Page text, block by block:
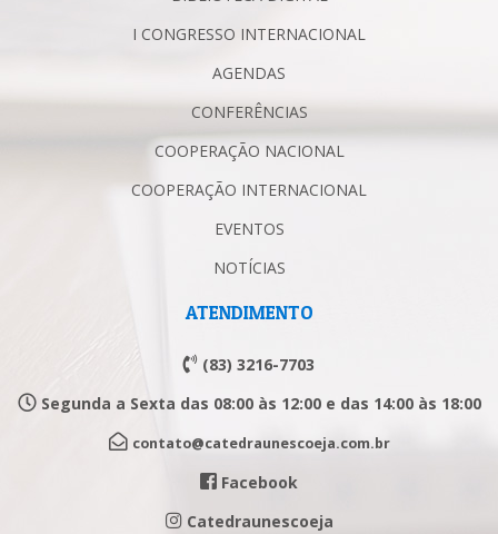
I CONGRESSO INTERNACIONAL
AGENDAS
CONFERÊNCIAS
COOPERAÇÃO NACIONAL
COOPERAÇÃO INTERNACIONAL
EVENTOS
NOTÍCIAS
ATENDIMENTO
(83) 3216-7703
Segunda a Sexta das 08:00 às 12:00 e das 14:00 às 18:00
contato@catedraunescoeja.com.br
Facebook
Catedraunescoeja